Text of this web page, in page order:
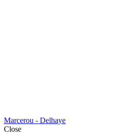
Marcerou - Delhaye
Close